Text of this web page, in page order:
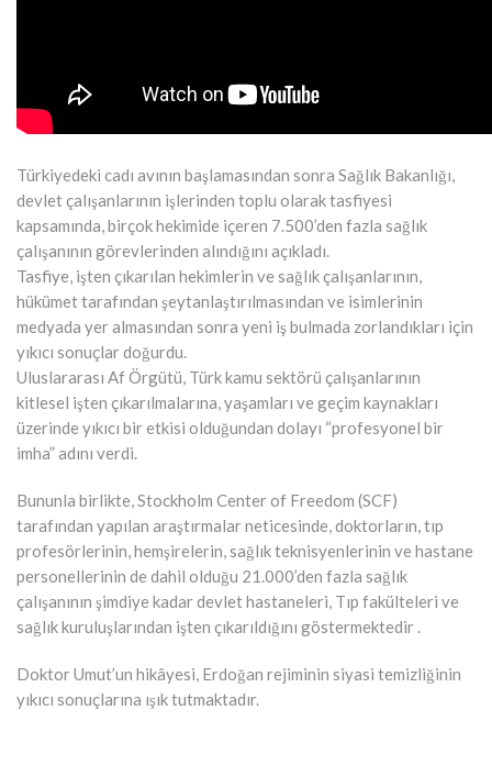
Türkiyedeki cadı avının başlamasından sonra Sağlık Bakanlığı,
devlet çalışanlarının işlerinden toplu olarak tasfiyesi
kapsamında, birçok hekimide içeren 7.500’den fazla sağlık
çalışanının görevlerinden alındığını açıkladı.
Tasfiye, işten çıkarılan hekimlerin ve sağlık çalışanlarının,
hükümet tarafından şeytanlaştırılmasından ve isimlerinin
medyada yer almasından sonra yeni iş bulmada zorlandıkları için
yıkıcı sonuçlar doğurdu.
Uluslararası Af Örgütü, Türk kamu sektörü çalışanlarının
kitlesel işten çıkarılmalarına, yaşamları ve geçim kaynakları
üzerinde yıkıcı bir etkisi olduğundan dolayı “profesyonel bir
imha” adını verdi.
Bununla birlikte, Stockholm Center of Freedom (SCF)
tarafından yapılan araştırmalar neticesinde, doktorların, tıp
profesörlerinin, hemşirelerin, sağlık teknisyenlerinin ve hastane
personellerinin de dahil olduğu 21.000’den fazla sağlık
çalışanının şimdiye kadar devlet hastaneleri, Tıp fakülteleri ve
sağlık kuruluşlarından işten çıkarıldığını göstermektedir .
Doktor Umut’un hikâyesi, Erdoğan rejiminin siyasi temizliğinin
yıkıcı sonuçlarına ışık tutmaktadır.